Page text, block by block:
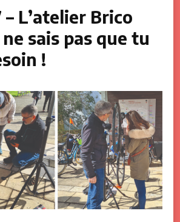
– L’atelier Brico
sais pas que tu
!